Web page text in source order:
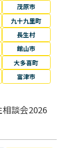
茂原市
九十九里町
長生村
館山市
大多喜町
富津市
相談会2026